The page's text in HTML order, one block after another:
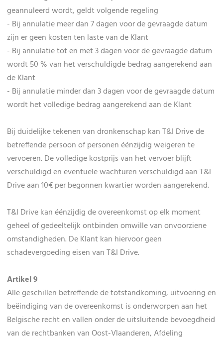
geannuleerd wordt, geldt volgende regeling
- Bij annulatie meer dan 7 dagen voor de gevraagde datum
zijn er geen kosten ten laste van de Klant
- Bij annulatie tot en met 3 dagen voor de gevraagde datum
wordt 50 % van het verschuldigde bedrag aangerekend aan
de Klant
- Bij annulatie minder dan 3 dagen voor de gevraagde datum
wordt het volledige bedrag aangerekend aan de Klant
Bij duidelijke tekenen van dronkenschap kan T&I Drive de
betreffende persoon of personen éénzijdig weigeren te
vervoeren. De volledige kostprijs van het vervoer blijft
verschuldigd en eventuele wachturen verschuldigd aan T&I
Drive aan 10€ per begonnen kwartier worden aangerekend.
T&I Drive kan éénzijdig de overeenkomst op elk moment
geheel of gedeeltelijk ontbinden omwille van onvoorziene
omstandigheden. De Klant kan hiervoor geen
schadevergoeding eisen van T&I Drive.
Artikel 9
Alle geschillen betreffende de totstandkoming, uitvoering en
beëindiging van de overeenkomst is onderworpen aan het
Belgische recht en vallen onder de uitsluitende bevoegdheid
van de rechtbanken van Oost-Vlaanderen, Afdeling